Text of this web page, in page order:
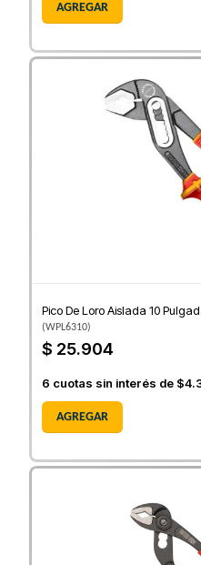
AGREGAR
Pico De Loro Aislada 10
(WPL6310)
$ 25.904
6 cuotas sin interés de
AGREGAR